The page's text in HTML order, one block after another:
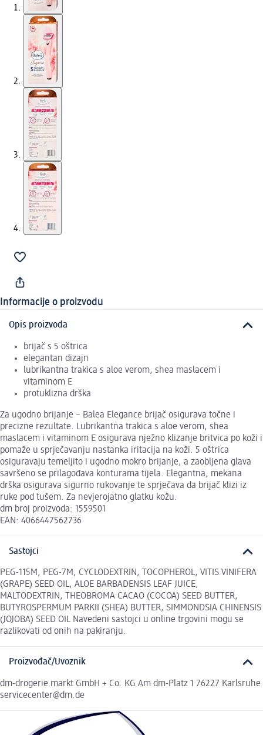
Informacije o proizvodu
Opis proizvoda
brijač s 5 oštrica
elegantan dizajn
lubrikantna trakica s aloe verom, shea maslacem i
vitaminom E
protuklizna drška
Za ugodno brijanje – Balea Elegance brijač osigurava točne i
precizne rezultate. Lubrikantna trakica s aloe verom, shea
maslacem i vitaminom E osigurava nježno klizanje britvica po koži i
pomaže u sprječavanju nastanka iritacija na koži. 5 oštrica
osiguravaju temeljito i ugodno mokro brijanje, a zaobljena glava
savršeno se prilagođava konturama tijela. Elegantna, mekana
drška osigurava sigurno rukovanje te sprječava da brijač klizi iz
ruke pod tušem. Za nevjerojatno glatku kožu.
dm broj proizvoda: 1559501
EAN: 4066447562736
Sastojci
PEG-115M, PEG-7M, CYCLODEXTRIN, TOCOPHEROL, VITIS VINIFERA
(GRAPE) SEED OIL, ALOE BARBADENSIS LEAF JUICE,
MALTODEXTRIN, THEOBROMA CACAO (COCOA) SEED BUTTER,
BUTYROSPERMUM PARKII (SHEA) BUTTER, SIMMONDSIA CHINENSIS
(JOJOBA) SEED OIL Navedeni sastojci u online trgovini mogu se
razlikovati od onih na pakiranju.
Proizvođač/Uvoznik
dm-drogerie markt GmbH + Co. KG Am dm-Platz 1 76227 Karlsruhe
servicecenter@dm.de